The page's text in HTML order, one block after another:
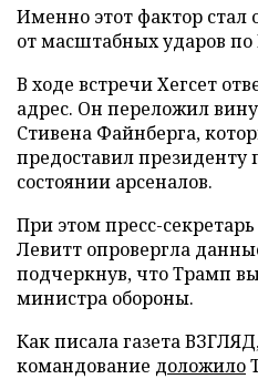
Именно этот фактор стал
от масштабных ударов
В ходе встречи Хегсет
адрес. Он переложил
Стивена Файнберга,
предоставил
состоянии арсеналов.
При этом пресс-
Левитт опровергла
подчеркнув, что Трамп
министра обороны.
Как писала газета
командование доложило